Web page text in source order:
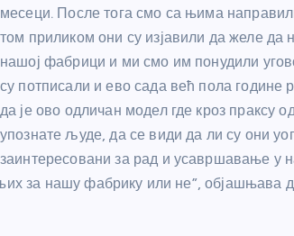
месеци. После тога смо са њима
том приликом они су изјавили да желе да
нашој фабрици и ми смо им понудили
су потписали и ево сада већ пола године
да је ово одличан модел где кроз праксу
упознате људе, да се види да ли су они
заинтересовани за рад и усавршавање у
за нашу фабрику или не”, објашњава